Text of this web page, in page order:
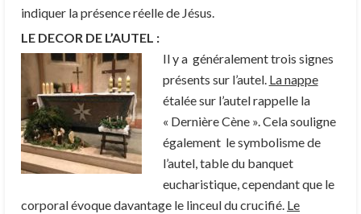
indiquer la présence réelle de Jésus.
LE DECOR DE L’AUTEL :
Il y a généralement trois signes
présents sur l’autel. La nappe
étalée sur l’autel rappelle la
« Dernière Cène ». Cela souligne
également le symbolisme de
l’autel, table du banquet
eucharistique, cependant que le
corporal évoque davantage le linceul du crucifié. Le